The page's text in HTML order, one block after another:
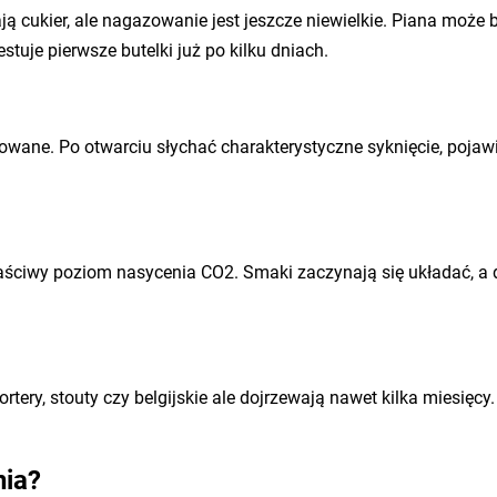
cukier, ale nagazowanie jest jeszcze niewielkie. Piana może
pierwsze butelki już po kilku dniach.
Po otwarciu słychać charakterystyczne syknięcie,
poziom nasycenia CO2. Smaki zaczynają się układać,
stouty czy belgijskie ale dojrzewają nawet kilka